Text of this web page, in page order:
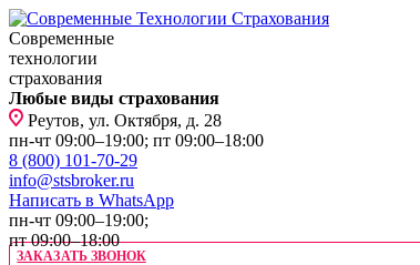
Современные
технологии
страхования
Любые виды страхования
Реутов, ул. Октября, д. 28
пн-чт 09:00–19:00; пт 09:00–18:00
8 (800) 101-70-29
info@stsbroker.ru
Написать в WhatsApp
пн-чт 09:00–19:00;
пт 09:00–18:00
ЗАКАЗАТЬ ЗВОНОК